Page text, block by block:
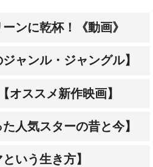
ンに乾杯！《動画》
ャンル・ジャングル】
オススメ新作映画】
人気スターの昔と今】
いう生き方】